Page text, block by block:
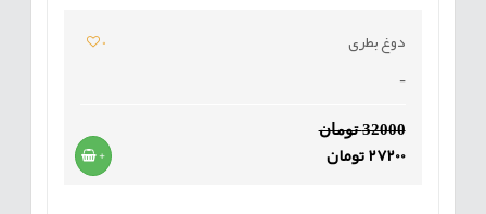
دوغ بطری
0
-
32000 تومان
27200 تومان +